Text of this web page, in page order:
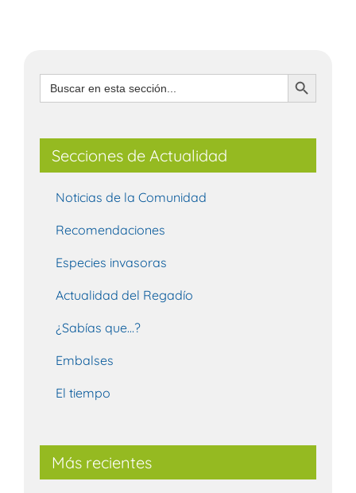
Buscar: Botón de búsqueda
Secciones de Actualidad
Noticias de la Comunidad
Recomendaciones
Especies invasoras
Actualidad del Regadío
¿Sabías que…?
Embalses
El tiempo
Más recientes